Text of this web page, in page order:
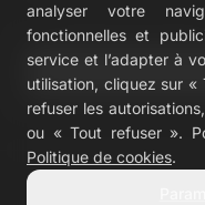
Hôtels tout compris
LIVVO Plus
analyser votre
fonctionnelles et
service et l’adapter à
utilisation, cliquez sur
refuser les
ou « Tout refuser ».
Politique de cookies.